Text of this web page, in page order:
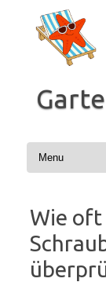
Inhalt
springen
Wie oft